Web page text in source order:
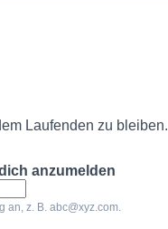
Laufenden zu bleiben.
anzumelden
an, z. B. abc@xyz.com.